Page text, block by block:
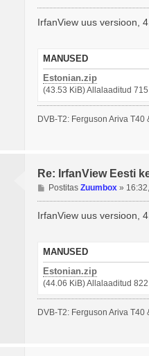
o
s
t
u
s
IrfanView uus versioon,
MANUSED
Estonian.zip
(43.53 KiB) Allalaaditud
DVB-T2: Ferguson Ariva
Re: IrfanView Eesti
P
o
s
t
u
s
Postitas Zuumbox»
IrfanView uus versioon,
MANUSED
Estonian.zip
(44.06 KiB) Allalaaditud
DVB-T2: Ferguson Ariva